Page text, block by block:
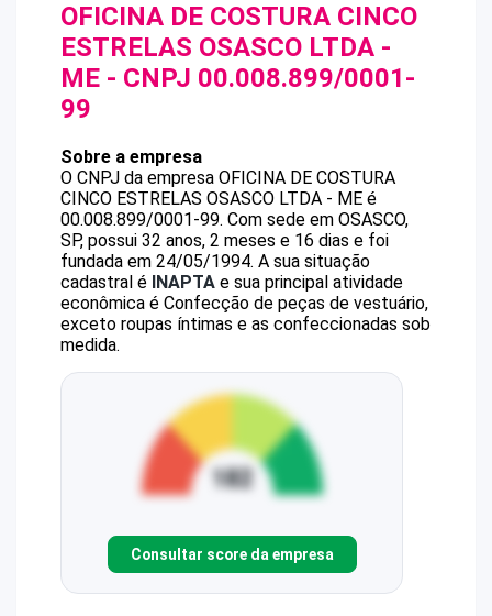
OFICINA DE COSTURA CINCO
ESTRELAS OSASCO LTDA -
ME - CNPJ 00.008.899/0001-
99
Sobre a empresa
O CNPJ da empresa OFICINA DE COSTURA
CINCO ESTRELAS OSASCO LTDA - ME é
00.008.899/0001-99. Com sede em OSASCO,
SP, possui 32 anos, 2 meses e 16 dias e foi
fundada em 24/05/1994. A sua situação
cadastral é INAPTA e sua principal atividade
econômica é Confecção de peças de vestuário,
exceto roupas íntimas e as confeccionadas sob
medida.
Consultar score da empresa